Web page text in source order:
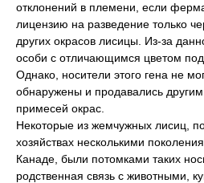
отклонений в племени, если
лицензию на разведение только
других окрасов лисицы. Из-за
особи с отличающимся цветом
Однако, носители этого гена не
обнаружены и продавались
примесей окрас.
Некоторые из жемчужных лисиц,
хозяйствах несколькими
Канаде, были потомками таких
родственная связь с животными,